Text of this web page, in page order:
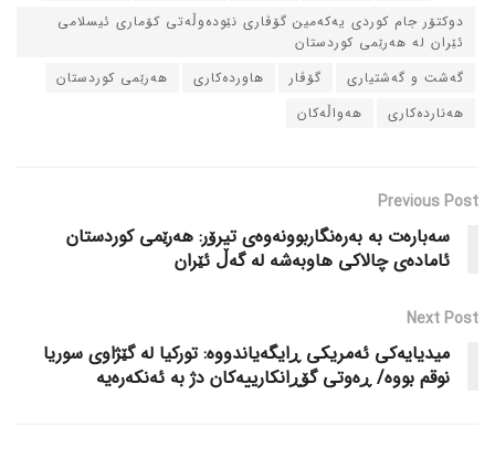
دوکتۆر جام کوردی یه‌که‌مین گۆڤاری نێوده‌وڵه‌تی کۆماری ئیسلامی
ئێران له‌ هه‌رێمی کوردستان
گه‌شت و گه‌شتیاری
گۆڤار هاورده‌کاری
هه‌رێمی کوردستان
هه‌نارده‌کاری
هه‌واڵه‌کان
Previous Post
سه‌باره‌ت به‌ به‌ره‌نگاربوونه‌وه‌ی تیرۆر: هه‌رێمی کوردستان
ئاماده‌ی چالاکی هاوبه‌شه‌ له‌ گه‌ڵ ئێران
Next Post
میدیایه‌کی ئه‌مریکی ڕایگه‌یاندووه‌: تورکیا له‌ گێژاوی سوریا
نوقم بووه‌/ ڕه‌وتی گۆڕانکارییه‌کان دژ به‌ ئه‌نکه‌ره‌یه‌